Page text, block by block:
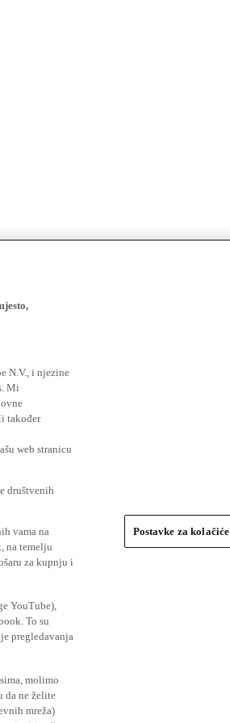
N.V., i njezine
Mi
također
web stranicu
društvenih
vama na
na temelju
za kupnju i
YouTube),
To su
pregledavanja
molimo
da ne želite
mreža)
Postavke za kolačiće